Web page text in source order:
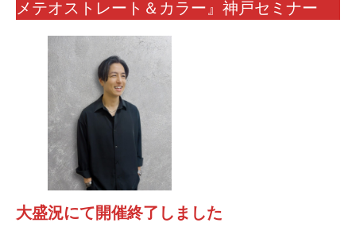
メテオストレート＆カラー』神戸セミナー
大盛況にて開催終了しました